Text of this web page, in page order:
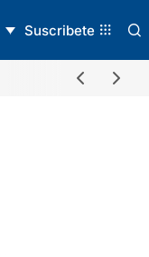
Suscribete